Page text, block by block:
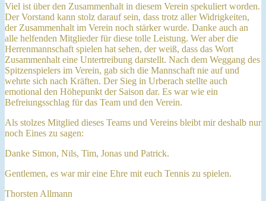
Viel ist über den Zusammenhalt in diesem Verein spekuliert worden.
Der Vorstand kann stolz darauf sein, dass trotz aller Widrigkeiten,
der Zusammenhalt im Verein noch stärker wurde. Danke auch an
alle helfenden Mitglieder für diese tolle Leistung. Wer aber die
Herrenmannschaft spielen hat sehen, der weiß, dass das Wort
Zusammenhalt eine Untertreibung darstellt. Nach dem Weggang des
Spitzenspielers im Verein, gab sich die Mannschaft nie auf und
wehrte sich nach Kräften. Der Sieg in Urberach stellte auch
emotional den Höhepunkt der Saison dar. Es war wie ein
Befreiungsschlag für das Team und den Verein.
Als stolzes Mitglied dieses Teams und Vereins bleibt mir deshalb nur
noch Eines zu sagen:
Danke Simon, Nils, Tim, Jonas und Patrick.
Gentlemen, es war mir eine Ehre mit euch Tennis zu spielen.
Thorsten Allmann